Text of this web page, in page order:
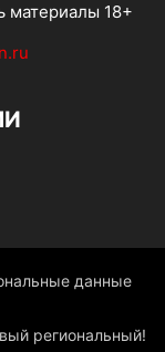
материалы 18+
данные
региональный!